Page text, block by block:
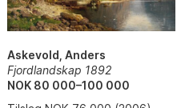
Askevold, Anders
Fjordlandskap 1892
NOK 80 000–100 000